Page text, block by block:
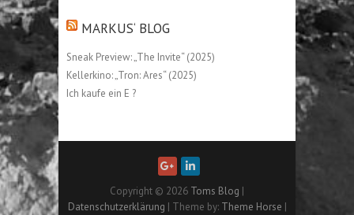
MARKUS‘ BLOG
Sneak Preview: „The Invite“ (2025)
Kellerkino: „Tron: Ares“ (2025)
Ich kaufe ein E ?
Copyright © 2026 Toms Blog |
Datenschutzerklärung | Theme by: Theme Horse |